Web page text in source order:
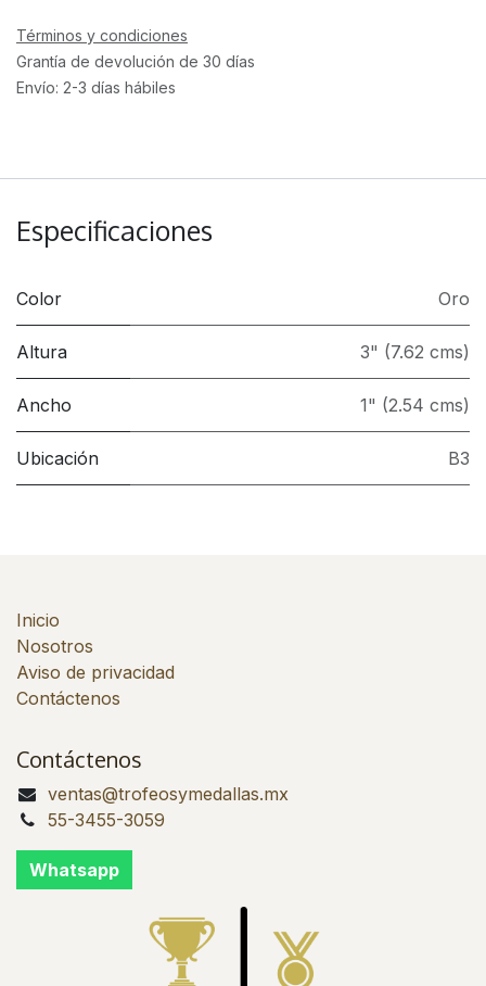
Términos y condiciones
Grantía de devolución de 30 días
Envío: 2-3 días hábiles
Especificaciones
Color Oro
Altura 3" (7.62 cms)
Ancho 1" (2.54 cms)
Ubicación B3
Inicio
Nosotros
Aviso de privacidad
Contáctenos
Contáctenos
ventas@trofeosymedallas.mx
55-3455-3059
Whatsapp